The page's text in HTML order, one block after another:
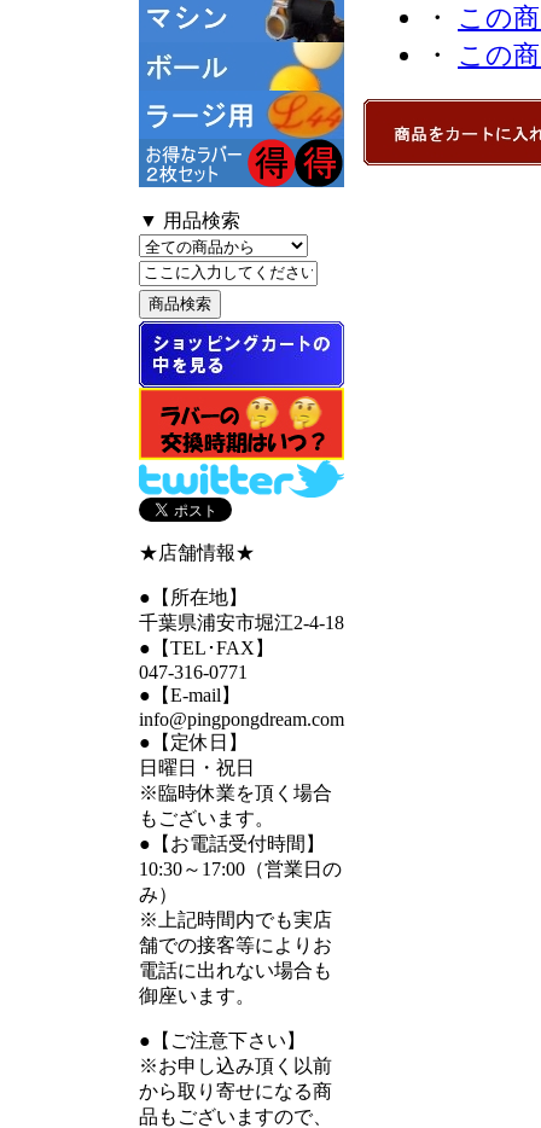
▼ 用品検索
★店舗情報★
●【所在地】
千葉県浦安市堀江2-4-18
●【TEL･FAX】
047-316-0771
●【E-mail】
info@pingpongdream.com
●【定休日】
日曜日・祝日
※臨時休業を頂く場合
もございます。
●【お電話受付時間】
10:30～17:00（営業日の
み）
※上記時間内でも実店
舗での接客等によりお
電話に出れない場合も
御座います。
●【ご注意下さい】
※お申し込み頂く以前
から取り寄せになる商
品もございますので、
・ この
・ この